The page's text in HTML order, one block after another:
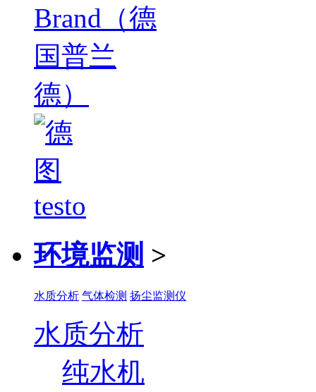
环境监测 >
水质分析 气体检测 扬尘监测仪
水质分析
纯水机